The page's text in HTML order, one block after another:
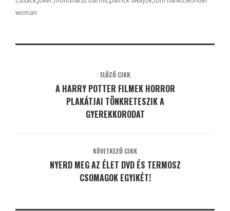
woman
ELŐZŐ CIKK
A HARRY POTTER FILMEK HORROR
PLAKÁTJAI TÖNKRETESZIK A
GYEREKKORODAT
KÖVETKEZŐ CIKK
NYERD MEG AZ ÉLET DVD ÉS TERMOSZ
CSOMAGOK EGYIKÉT!